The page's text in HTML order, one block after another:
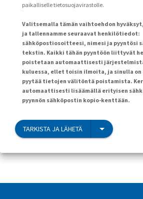
paikalliselle tietosuojavirastolle.
Valitsemalla tämän vaihtoehdon
ja tallennamme seuraavat henkilötiedot:
sähköpostiosoitteesi, nimesi ja pyyntösi
tekstin. Kaikki tähän pyyntöön liittyvät
poistetaan automaattisesti
kuluessa, ellet toisin ilmoita, ja sinulla on
pyytää tietojen välitöntä poistamista.
automaattisesti lisäämällä erityisen
pyynnön sähköpostin kopio-kenttään.
TARKISTA JA LÄHETÄ